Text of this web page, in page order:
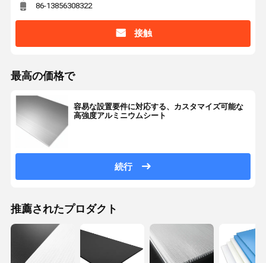
86-13856308322
接触
最高の価格で
容易な設置要件に対応する、カスタマイズ可能な
高強度アルミニウムシート
続行
推薦されたプロダクト